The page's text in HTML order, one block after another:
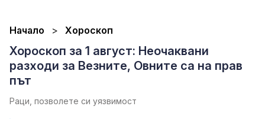
Начало Хороскоп
Хороскоп за 1 август: Неочаквани
разходи за Везните, Овните са на прав
път
Раци, позволете си уязвимост